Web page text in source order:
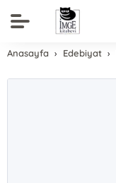
Anasayfa Edebiyat